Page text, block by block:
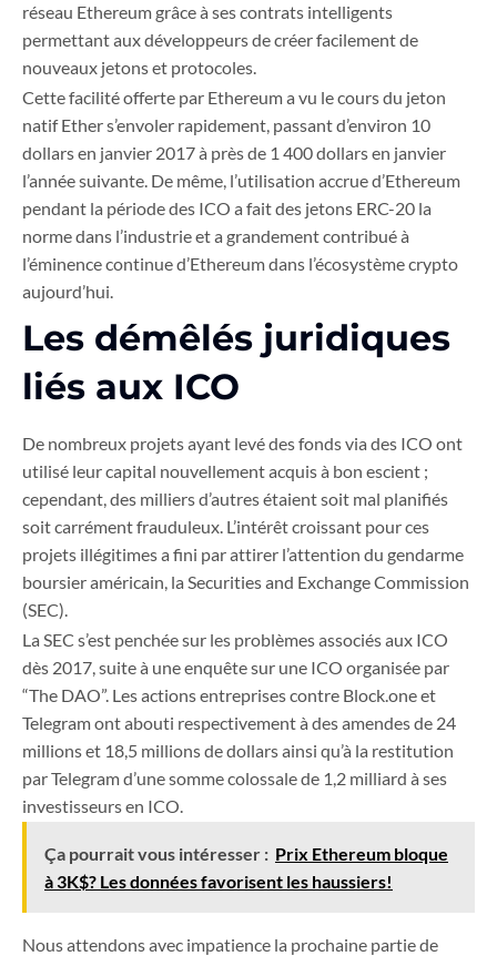
réseau Ethereum grâce à ses contrats intelligents
permettant aux développeurs de créer facilement de
nouveaux jetons et protocoles.
Cette facilité offerte par Ethereum a vu le cours du jeton
natif Ether s’envoler rapidement, passant d’environ 10
dollars en janvier 2017 à près de 1 400 dollars en janvier
l’année suivante. De même, l’utilisation accrue d’Ethereum
pendant la période des ICO a fait des jetons ERC-20 la
norme dans l’industrie et a grandement contribué à
l’éminence continue d’Ethereum dans l’écosystème crypto
aujourd’hui.
Les démêlés juridiques
liés aux ICO
De nombreux projets ayant levé des fonds via des ICO ont
utilisé leur capital nouvellement acquis à bon escient ;
cependant, des milliers d’autres étaient soit mal planifiés
soit carrément frauduleux. L’intérêt croissant pour ces
projets illégitimes a fini par attirer l’attention du gendarme
boursier américain, la Securities and Exchange Commission
(SEC).
La SEC s’est penchée sur les problèmes associés aux ICO
dès 2017, suite à une enquête sur une ICO organisée par
“The DAO”. Les actions entreprises contre Block.one et
Telegram ont abouti respectivement à des amendes de 24
millions et 18,5 millions de dollars ainsi qu’à la restitution
par Telegram d’une somme colossale de 1,2 milliard à ses
investisseurs en ICO.
Ça pourrait vous intéresser : Prix Ethereum bloque
à 3K$? Les données favorisent les haussiers!
Nous attendons avec impatience la prochaine partie de